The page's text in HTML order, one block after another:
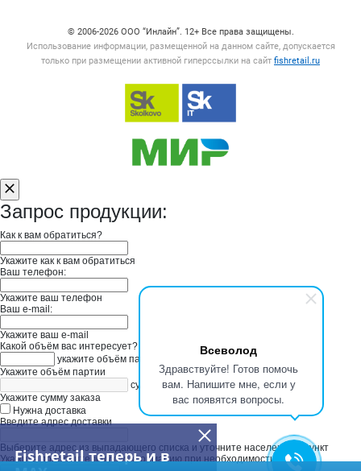
Всеволод
Здравствуйте! Готов помочь
вам. Напишите мне, если у
вас появятся вопросы.
Fishretail теперь и в
© 2006‑2026 ООО “Инлайн”. 12+ Все права защищены.
Использование информации, размещенной на данном сайте, допускается
только при размещении активной гиперссылки на сайт fishretail.ru
Запрос продукции:
Как к вам обратиться?
Укажите как к вам обратиться
Ваш телефон:
Укажите ваш телефон
Ваш e-mail:
Укажите ваш e-mail
Какой объём вас интересует?
укажите объём партии
Укажите объём партии
сумма заказа в руб
Укажите сумму заказа
Нужна доставка
Введите адрес доставки
Выберите адрес из выпадающего списка и уточните населенный пункт
Укажите дополнительную информацию при необходимости